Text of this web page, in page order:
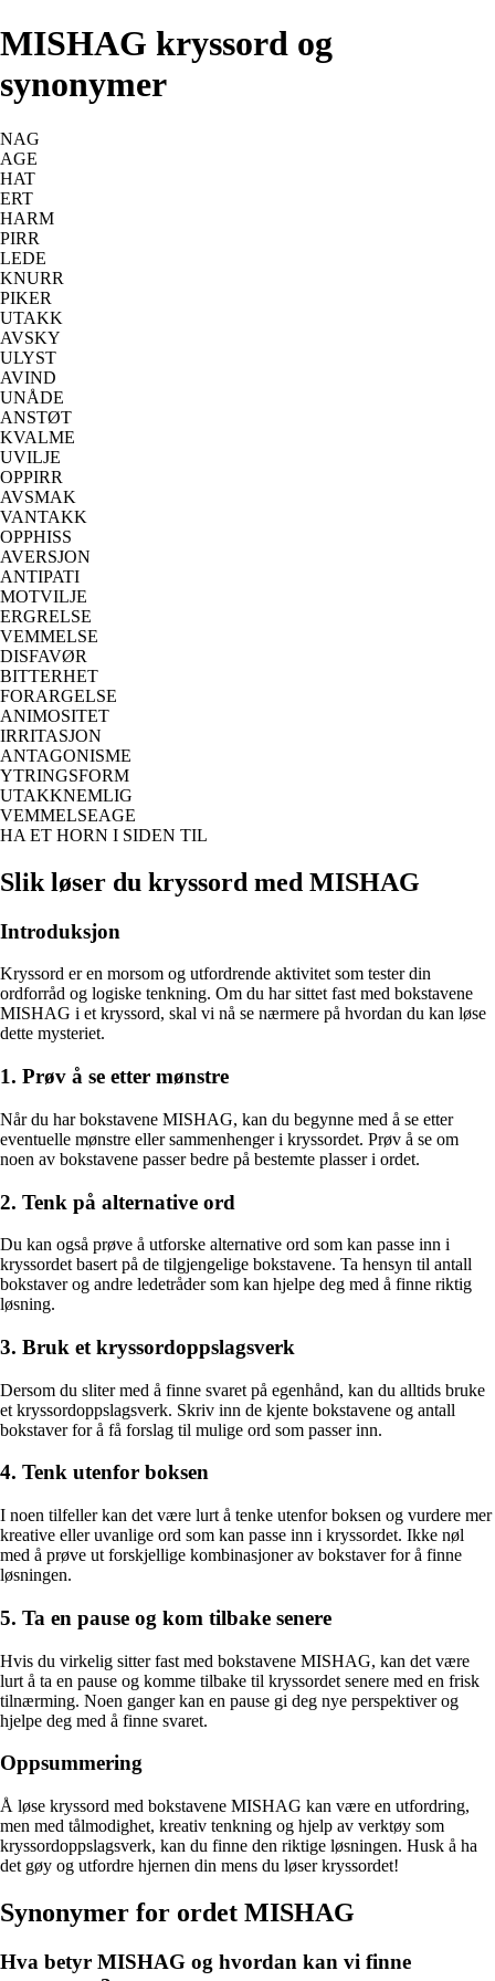
MISHAG kryssord og
synonymer
NAG
AGE
HAT
ERT
HARM
PIRR
LEDE
KNURR
PIKER
UTAKK
AVSKY
ULYST
AVIND
UNÅDE
ANSTØT
KVALME
UVILJE
OPPIRR
AVSMAK
VANTAKK
OPPHISS
AVERSJON
ANTIPATI
MOTVILJE
ERGRELSE
VEMMELSE
DISFAVØR
BITTERHET
FORARGELSE
ANIMOSITET
IRRITASJON
ANTAGONISME
YTRINGSFORM
UTAKKNEMLIG
VEMMELSEAGE
HA ET HORN I SIDEN TIL
Slik løser du kryssord med MISHAG
Introduksjon
Kryssord er en morsom og utfordrende aktivitet som tester din
ordforråd og logiske tenkning. Om du har sittet fast med bokstavene
MISHAG i et kryssord, skal vi nå se nærmere på hvordan du kan løse
dette mysteriet.
1. Prøv å se etter mønstre
Når du har bokstavene MISHAG, kan du begynne med å se etter
eventuelle mønstre eller sammenhenger i kryssordet. Prøv å se om
noen av bokstavene passer bedre på bestemte plasser i ordet.
2. Tenk på alternative ord
Du kan også prøve å utforske alternative ord som kan passe inn i
kryssordet basert på de tilgjengelige bokstavene. Ta hensyn til antall
bokstaver og andre ledetråder som kan hjelpe deg med å finne riktig
løsning.
3. Bruk et kryssordoppslagsverk
Dersom du sliter med å finne svaret på egenhånd, kan du alltids bruke
et kryssordoppslagsverk. Skriv inn de kjente bokstavene og antall
bokstaver for å få forslag til mulige ord som passer inn.
4. Tenk utenfor boksen
I noen tilfeller kan det være lurt å tenke utenfor boksen og vurdere mer
kreative eller uvanlige ord som kan passe inn i kryssordet. Ikke nøl
med å prøve ut forskjellige kombinasjoner av bokstaver for å finne
løsningen.
5. Ta en pause og kom tilbake senere
Hvis du virkelig sitter fast med bokstavene MISHAG, kan det være
lurt å ta en pause og komme tilbake til kryssordet senere med en frisk
tilnærming. Noen ganger kan en pause gi deg nye perspektiver og
hjelpe deg med å finne svaret.
Oppsummering
Å løse kryssord med bokstavene MISHAG kan være en utfordring,
men med tålmodighet, kreativ tenkning og hjelp av verktøy som
kryssordoppslagsverk, kan du finne den riktige løsningen. Husk å ha
det gøy og utfordre hjernen din mens du løser kryssordet!
Synonymer for ordet MISHAG
Hva betyr MISHAG og hvordan kan vi finne